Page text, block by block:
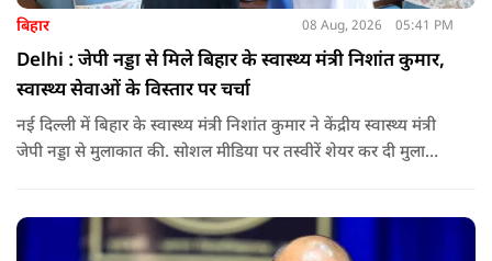
बिहार 08 Aug, 2026 05:41 PM
Delhi : जेपी नड्डा से मिले बिहार के स्वास्थ्य मंत्री निशांत कुमार,
स्वास्थ्य सेवाओं के विस्तार पर चर्चा
नई दिल्ली में बिहार के स्वास्थ्य मंत्री निशांत कुमार ने केंद्रीय स्वास्थ्य मंत्री
जेपी नड्डा से मुलाकात की. सोशल मीडिया पर तस्वीरें शेयर कर दी मुलाकात